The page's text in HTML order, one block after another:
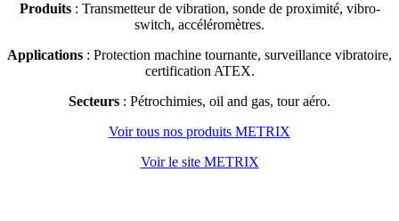
Produits : Transmetteur de vibration, sonde de proximité, vibro-
switch, accéléromètres.
Applications : Protection machine tournante, surveillance vibratoire,
certification ATEX.
Secteurs : Pétrochimies, oil and gas, tour aéro.
Voir tous nos produits METRIX
Voir le site METRIX